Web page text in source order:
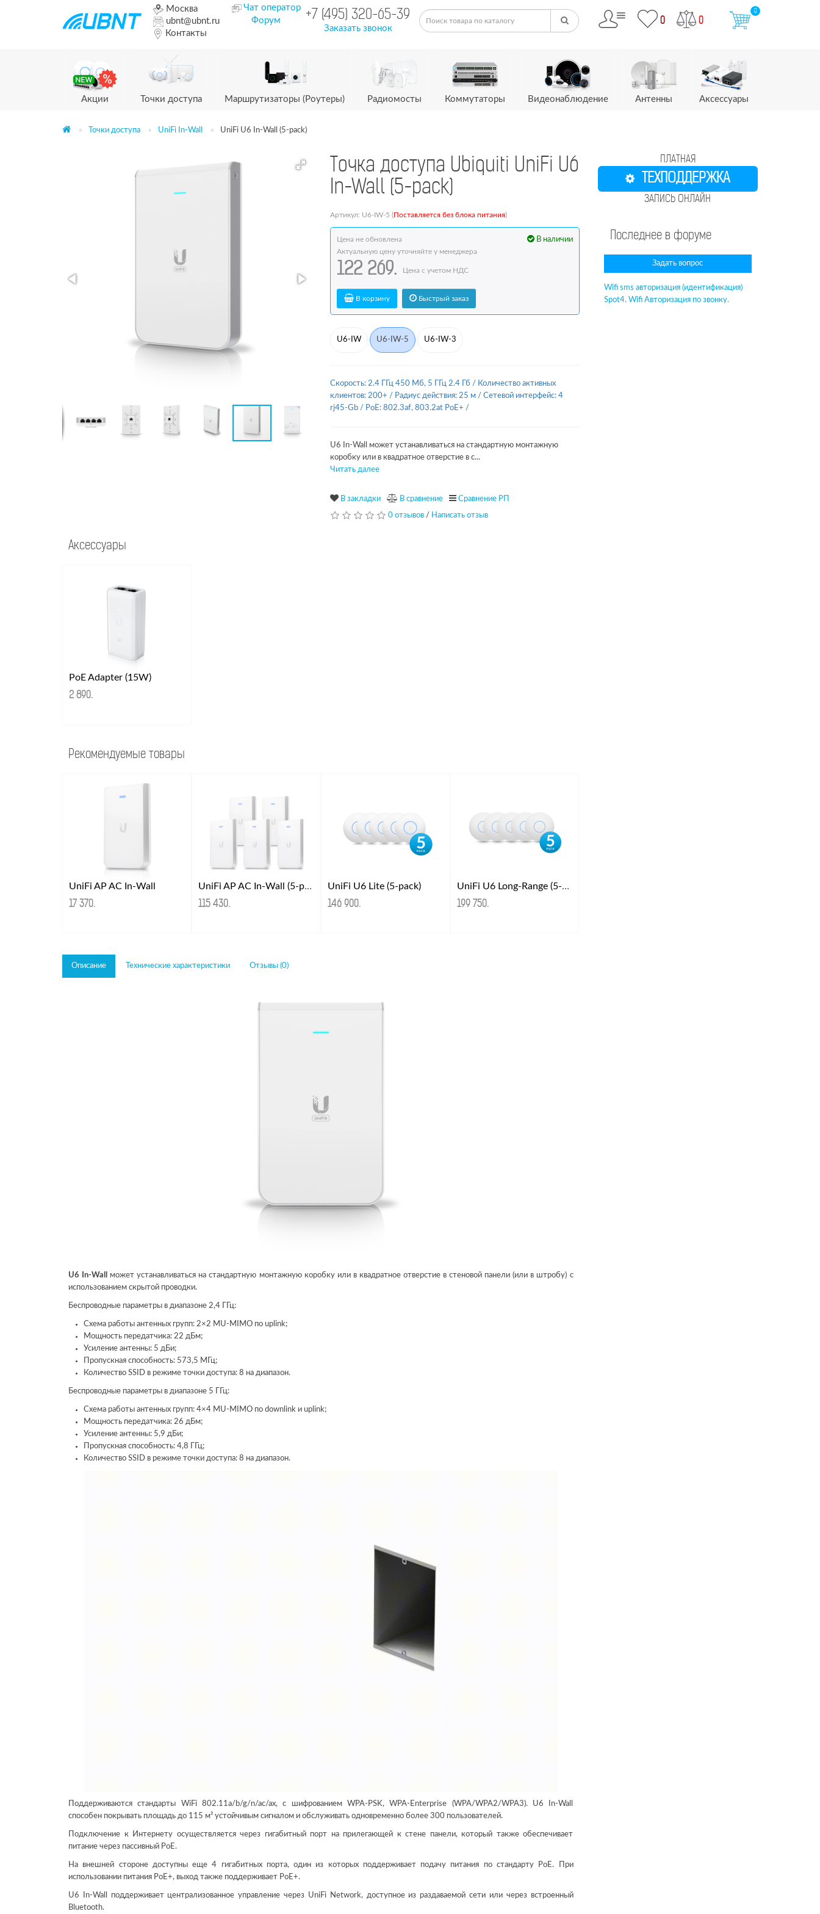
Москва
ubnt@ubnt.ru
Контакты
Чат оператор
Форум
+7 (495) 320-65-39
Заказать звонок
0 0
0
Акции Точки доступа Маршрутизаторы (Роутеры) Радиомосты Коммутаторы Видеонаблюдение Антенны Аксессуары
Точки доступа UniFi In-Wall UniFi U6 In-Wall (5-pack)
Точка доступа Ubiquiti UniFi U6
In-Wall (5-pack)
Артикул: U6-IW-5 (Поставляется без блока питания)
В наличии
Цена не обновлена
Актуальную цену уточняйте у менеджера
122 269. Цена с учетом НДС
В корзину Быстрый заказ
U6-IW U6-IW-5 U6-IW-3
Скорость: 2.4 ГГц 450 Мб, 5 ГГц 2.4 Гб / Количество активных
клиентов: 200+ / Радиус действия: 25 м/ Сетевой интерфейс: 4
rj45-Gb/ PoE: 802.3af, 803.2at PoE+ /
U6 In-Wall может устанавливаться на стандартную монтажную
коробку или в квадратное отверстие в с...
Читать далее
В закладки В сравнение Сравнение РП
0 отзывов/ Написать отзыв
Аксессуары
PoE Adapter (15W)
2 890.
Рекомендуемые товары
UniFi AP AC In-Wall
17 370.
UniFi AP AC In-Wall (5-pack)
115 430.
UniFi U6 Lite (5-pack)
146 900.
UniFi U6 Long-Range (5-pack)
199 750.
Описание Технические характеристики Отзывы (0)
U6 In-Wall
может устанавливаться на стандартную монтажную коробку или в квадратное отверстие в стеновой панели (или в штробу) с
использованием скрытой проводки.
Беспроводные параметры в диапазоне 2,4 ГГц:
Схема работы антенных групп: 2×2 MU-MIMO по uplink;
Мощность передатчика: 22 дБм;
Усиление антенны: 5 дБи;
Пропускная способность: 573,5 МГц;
Количество SSID в режиме точки доступа: 8 на диапазон.
Беспроводные параметры в диапазоне 5 ГГц:
Схема работы антенных групп: 4×4 MU-MIMO по downlink и uplink;
Мощность передатчика: 26 дБм;
Усиление антенны: 5,9 дБи;
Пропускная способность: 4,8 ГГц;
Количество SSID в режиме точки доступа: 8 на диапазон.
Поддерживаются стандарты WiFi 802.11a/b/g/n/ac/ax, с шифрованием WPA-PSK, WPA-Enterprise (WPA/WPA2/WPA3). U6 In-Wall
способен покрывать площадь до 115 м² устойчивым сигналом и обслуживать одновременно более 300 пользователей.
Подключение к Интернету осуществляется через гигабитный порт на прилегающей к стене панели, который также обеспечивает
питание через пассивный PoE.
На внешней стороне доступны еще 4 гигабитных порта, один из которых поддерживает подачу питания по стандарту PoE. При
использовании питания PoE+, выход также поддерживает PoE+.
U6 In-Wall поддерживает централизованное управление через UniFi Network, доступное из раздаваемой сети или через встроенный
Bluetooth.
ПЛАТНАЯ
ТЕХПОДДЕРЖКА
ЗАПИСЬ ОНЛАЙН
Последнее в форуме
Задать вопрос
Wifi sms авторизация (идентификация)
Spot4. Wifi Авторизация по звонку.